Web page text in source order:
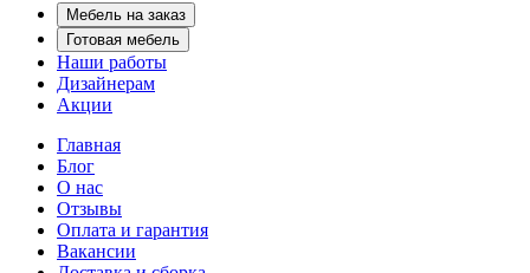
Мебель на заказ
Готовая мебель
Наши работы
Дизайнерам
Акции
Главная
Блог
О нас
Отзывы
Оплата и гарантия
Вакансии